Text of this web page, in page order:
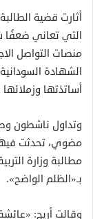
أثارت قضية
التي تعاني ضعفًا
منصات التواصل
الشهادة
أساتذتها
وتداول ناشطون
مضوي، تحدثت
مطالبة وزارة
بـ«الظلم الواضح».
وقالت أريج: